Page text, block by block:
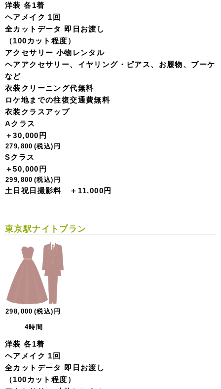
洋装 各1着
ヘアメイク 1回
全カットデータ 即日お渡し
（100カット程度）
アクセサリー 小物レンタル
ヘアアクセサリー、イヤリング・ピアス、お履物、ブーケ
など
衣装クリーニング代無料
ロケ地までの往復交通費無料
衣装クラスアップ
Aクラス
＋30,000円
279,800 (税込) 円
Sクラス
＋50,000円
299,800 (税込) 円
土日祝日撮影料 ＋11,000円
東京駅ナイトプラン
298,000 (税込) 円
4時間
洋装 各1着
ヘアメイク 1回
全カットデータ 即日お渡し
（100カット程度）